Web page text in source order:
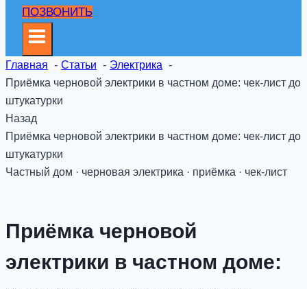
ПОЗВОНИТЬ
Главная Статьи
Электрика
Приёмка черновой электрики в частном доме: чек-лист до
штукатурки
Назад
Приёмка черновой электрики в частном доме: чек-лист до
штукатурки
Частный дом · черновая электрика · приёмка · чек-лист
Приёмка черновой
электрики в частном доме: